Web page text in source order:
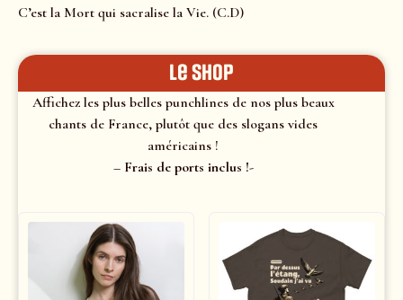
C’est la Mort qui sacralise la Vie. (C.D)
le shop
Affichez les plus belles punchlines de nos plus beaux
chants de France, plutôt que des slogans vides
américains !
– Frais de ports inclus !-